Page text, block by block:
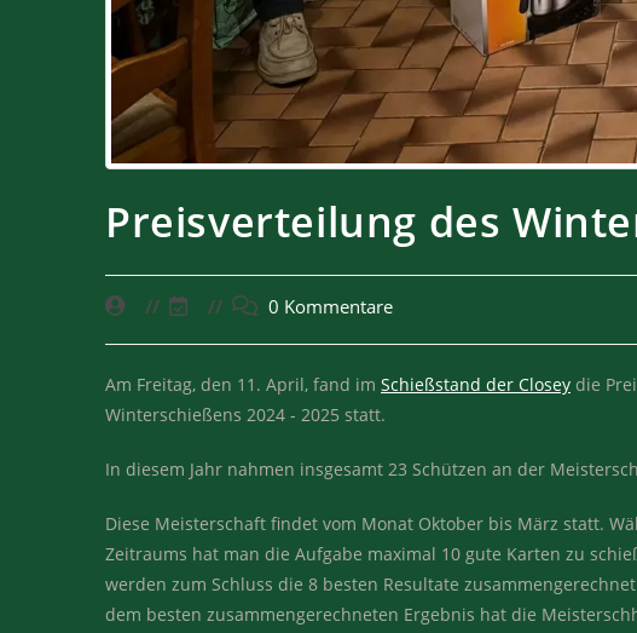
Preisverteilung des
0 Kommentare
Am Freitag, den 11. April, fand im Schießstand der Closey die
Winterschießens 2024 - 2025 statt.
In diesem Jahr nahmen insgesamt 23 Schützen an der
Diese Meisterschaft findet vom Monat Oktober bis März statt.
Zeitraums hat man die Aufgabe maximal 10 gute Karten zu
werden zum Schluss die 8 besten Resultate
dem besten zusammengerechneten Ergebnis hat die